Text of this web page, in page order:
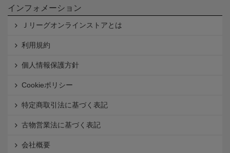
インフォメーション
Ｊリーグオンラインストアとは
利用規約
個人情報保護方針
Cookieポリシー
特定商取引法に基づく表記
古物営業法に基づく表記
会社概要